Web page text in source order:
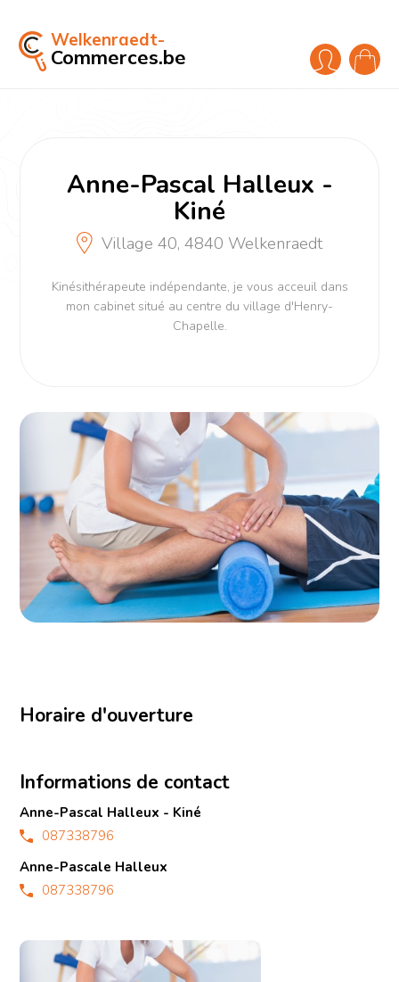
Welkenraedt-
Commerces.be
Anne-Pascal Halleux -
Kiné
Village 40, 4840 Welkenraedt
Kinésithérapeute indépendante, je vous acceuil dans
mon cabinet situé au centre du village d'Henry-
Chapelle.
Horaire d'ouverture
Informations de contact
Anne-Pascal Halleux - Kiné
087338796
Anne-Pascale Halleux
087338796